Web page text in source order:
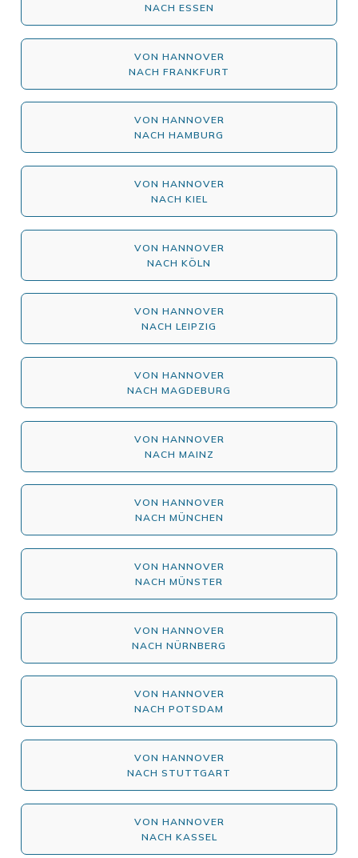
NACH ESSEN
VON HANNOVER
NACH FRANKFURT
VON HANNOVER
NACH HAMBURG
VON HANNOVER
NACH KIEL
VON HANNOVER
NACH KÖLN
VON HANNOVER
NACH LEIPZIG
VON HANNOVER
NACH MAGDEBURG
VON HANNOVER
NACH MAINZ
VON HANNOVER
NACH MÜNCHEN
VON HANNOVER
NACH MÜNSTER
VON HANNOVER
NACH NÜRNBERG
VON HANNOVER
NACH POTSDAM
VON HANNOVER
NACH STUTTGART
VON HANNOVER
NACH KASSEL